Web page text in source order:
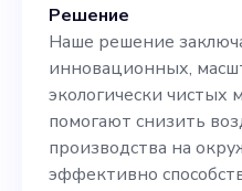
контроль за
Решение
Наше решение
инновационных,
экологически чистых
помогают снизить
производства на
эффективно